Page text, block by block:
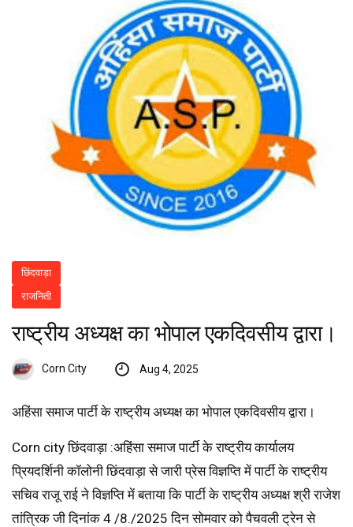
छिंदवाड़ा
राजनिती
राष्ट्रीय अध्यक्ष का भोपाल एकदिवसीय द्वारा।
Corn City Aug 4, 2025
‌अहिंसा समाज पार्टी के राष्ट्रीय अध्यक्ष का भोपाल एकदिवसीय द्वारा।
Corn city छिंदवाड़ा :अहिंसा समाज पार्टी के राष्ट्रीय कार्यालय
प्रियदर्शिनी कॉलोनी छिंदवाड़ा से जारी प्रेस विज्ञप्ति में पार्टी के राष्ट्रीय
सचिव राजू राई ने विज्ञप्ति में बताया कि पार्टी के राष्ट्रीय अध्यक्ष श्री राजेश
तांत्रिक जी दिनांक 4 /8./2025 दिन सोमवार को पैचवली ट्रेन से